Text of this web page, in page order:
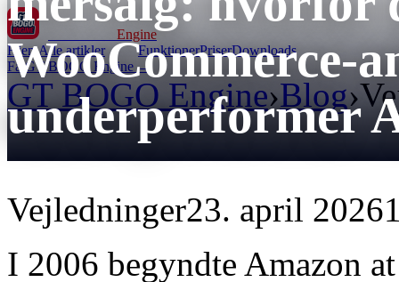
Engine
HjemAlle artikler FunktionerPriserDownloads
Få GT BOGO Engine →
GT BOGO Engine›Blog›
WooCommerce-
underperformer
Vejledninger23. april 2026
I 2006 begyndte Amazon